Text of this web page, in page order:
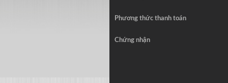
Phương thức thanh toán
Chứng nhận